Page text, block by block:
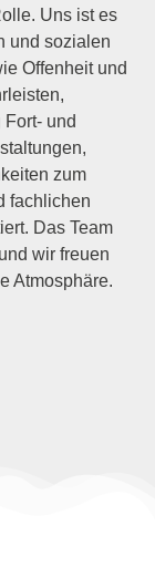
Uns ist es
und sozialen
Offenheit und
und
zum
fachlichen
Das Team
wir freuen
Atmosphäre.